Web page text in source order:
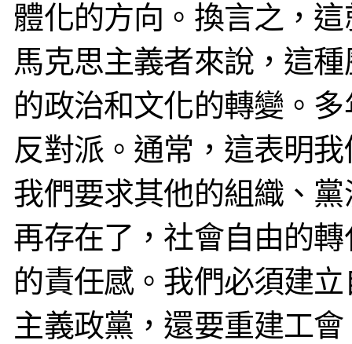
體化的方向。換言之，
馬克思主義者來說，這
的政治和文化的轉變。
反對派。通常，這表明
我們要求其他的組織、
再存在了，社會自由的
的責任感。我們必須建
主義政黨，還要重建工